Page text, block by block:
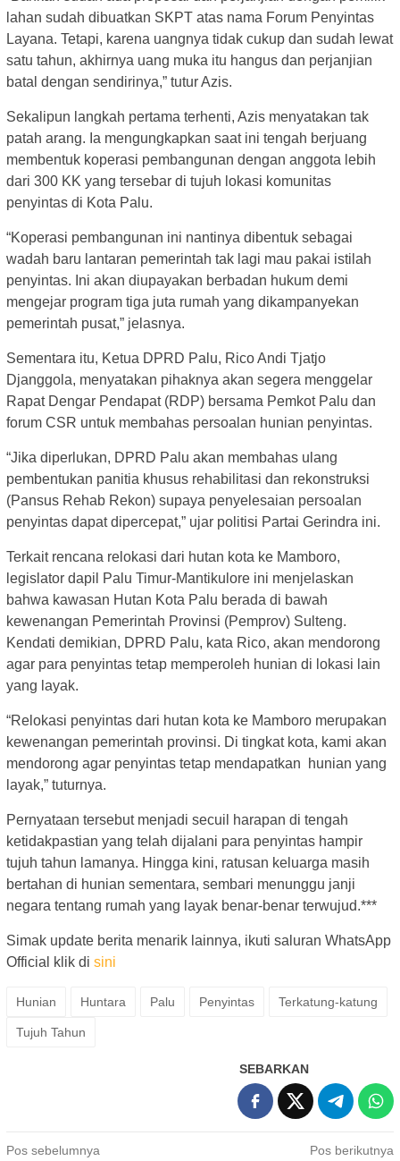
lahan sudah dibuatkan SKPT atas nama Forum Penyintas
Layana. Tetapi, karena uangnya tidak cukup dan sudah lewat
satu tahun, akhirnya uang muka itu hangus dan perjanjian
batal dengan sendirinya,” tutur Azis.
Sekalipun langkah pertama terhenti, Azis menyatakan tak
patah arang. Ia mengungkapkan saat ini tengah berjuang
membentuk koperasi pembangunan dengan anggota lebih
dari 300 KK yang tersebar di tujuh lokasi komunitas
penyintas di Kota Palu.
“Koperasi pembangunan ini nantinya dibentuk sebagai
wadah baru lantaran pemerintah tak lagi mau pakai istilah
penyintas. Ini akan diupayakan berbadan hukum demi
mengejar program tiga juta rumah yang dikampanyekan
pemerintah pusat,” jelasnya.
Sementara itu, Ketua DPRD Palu, Rico Andi Tjatjo
Djanggola, menyatakan pihaknya akan segera menggelar
Rapat Dengar Pendapat (RDP) bersama Pemkot Palu dan
forum CSR untuk membahas persoalan hunian penyintas.
“Jika diperlukan, DPRD Palu akan membahas ulang
pembentukan panitia khusus rehabilitasi dan rekonstruksi
(Pansus Rehab Rekon) supaya penyelesaian persoalan
penyintas dapat dipercepat,” ujar politisi Partai Gerindra ini.
Terkait rencana relokasi dari hutan kota ke Mamboro,
legislator dapil Palu Timur-Mantikulore ini menjelaskan
bahwa kawasan Hutan Kota Palu berada di bawah
kewenangan Pemerintah Provinsi (Pemprov) Sulteng.
Kendati demikian, DPRD Palu, kata Rico, akan mendorong
agar para penyintas tetap memperoleh hunian di lokasi lain
yang layak.
“Relokasi penyintas dari hutan kota ke Mamboro merupakan
kewenangan pemerintah provinsi. Di tingkat kota, kami akan
mendorong agar penyintas tetap mendapatkan hunian yang
layak,” tuturnya.
Pernyataan tersebut menjadi secuil harapan di tengah
ketidakpastian yang telah dijalani para penyintas hampir
tujuh tahun lamanya. Hingga kini, ratusan keluarga masih
bertahan di hunian sementara, sembari menunggu janji
negara tentang rumah yang layak benar-benar terwujud.***
Simak update berita menarik lainnya, ikuti saluran WhatsApp
Official klik di sini
Hunian Huntara Palu Penyintas Terkatung-katung
Tujuh Tahun
SEBARKAN
Navigasi
Pos sebelumnya
Pos berikutnya